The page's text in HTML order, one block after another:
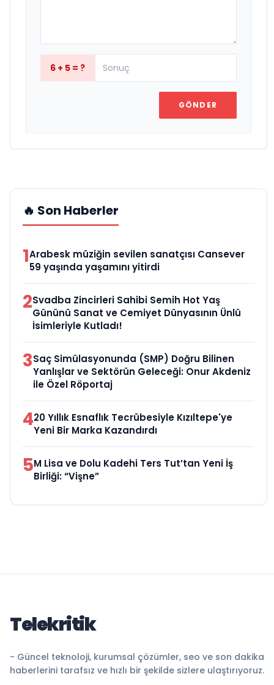
6 + 5 = ?
GÖNDER
🔥 Son Haberler
1Arabesk müziğin sevilen sanatçısı Cansever
59 yaşında yaşamını yitirdi
2Svadba Zincirleri Sahibi Semih Hot Yaş
Gününü Sanat ve Cemiyet Dünyasının Ünlü
İsimleriyle Kutladı!
3Saç Simülasyonunda (SMP) Doğru Bilinen
Yanlışlar ve Sektörün Geleceği: Onur Akdeniz
ile Özel Röportaj
420 Yıllık Esnaflık Tecrübesiyle Kızıltepe'ye
Yeni Bir Marka Kazandırdı
5M Lisa ve Dolu Kadehi Ters Tut’tan Yeni İş
Birliği: “Vişne”
Telekritik
- Güncel teknoloji, kurumsal çözümler, seo ve son dakika
haberlerini tarafsız ve hızlı bir şekilde sizlere ulaştırıyoruz.